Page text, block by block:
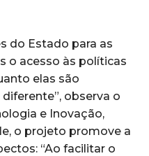
do Estado para as
o acesso às políticas
elas são
observa o
e Inovação,
o projeto promove a
“Ao facilitar o